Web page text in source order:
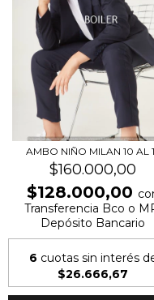
AMBO NIÑO MILAN 10 AL
$160.000,00
$128.000,00
Transferencia Bco o
Depósito Bancario
6 cuotas sin interés
$26.666,67